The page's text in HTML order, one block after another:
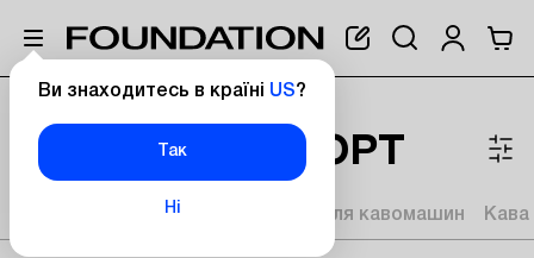
Ви знаходитесь в країні US?
Так
Ні
КАВА МОНОCОРТ
Моносорти Капсули для кавомашин